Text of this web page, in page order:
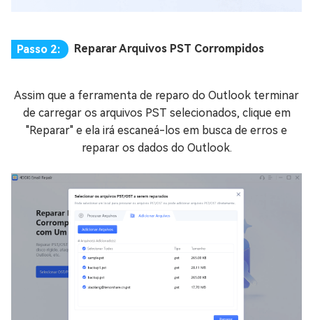
Passo 2: Reparar Arquivos PST Corrompidos
Assim que a ferramenta de reparo do Outlook terminar
de carregar os arquivos PST selecionados, clique em
"Reparar" e ela irá escaneá-los em busca de erros e
reparar os dados do Outlook.